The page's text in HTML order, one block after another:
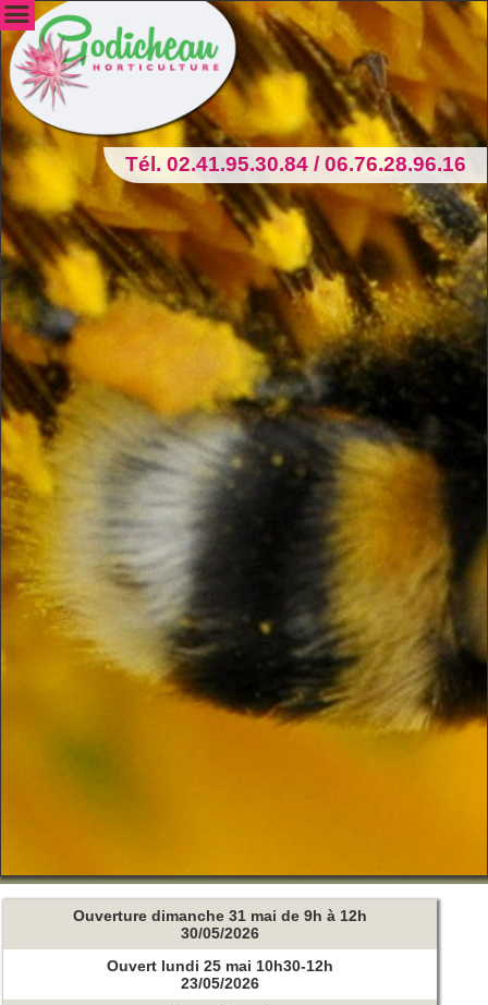
Tél. 02.41.95.30.84 / 06.76.28.96.16
Ouverture dimanche 31 mai de 9h à 12h
30/05/2026
Ouvert lundi 25 mai 10h30-12h
23/05/2026